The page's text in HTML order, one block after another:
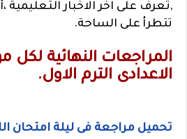
,تعرف على اخر الاخبار التعليمية
تتطرأ على الساحة.
المراجعات النهائية لكل
الاعدادى الترم الاول.
تحميل مراجعة فى ليلة امتحان